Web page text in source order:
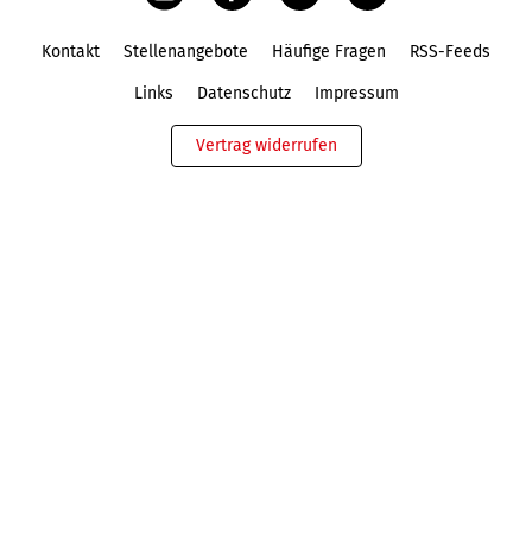
Kontakt Stellenangebote Häufige Fragen RSS-Feeds
Links Datenschutz Impressum
Vertrag widerrufen